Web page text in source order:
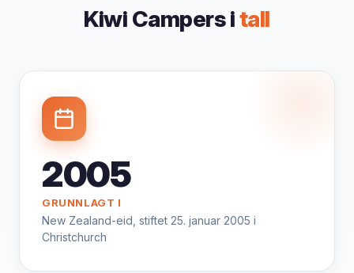
Kiwi Campers itall
2005
GRUNNLAGT I
New Zealand-eid, stiftet 25. januar 2005 i
Christchurch